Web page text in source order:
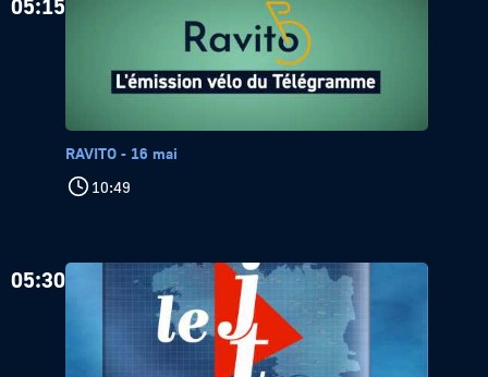
05:15
RAVITO - 16 mai
10:49
05:30